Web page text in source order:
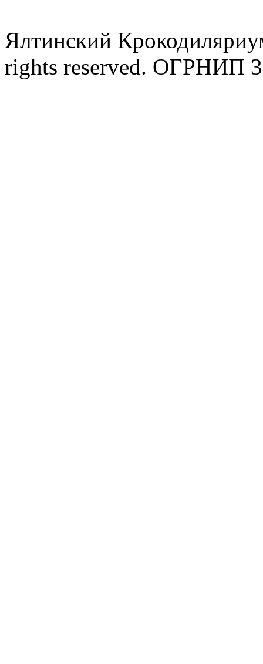
Ялтинский
rights reserved. ОГРНИП